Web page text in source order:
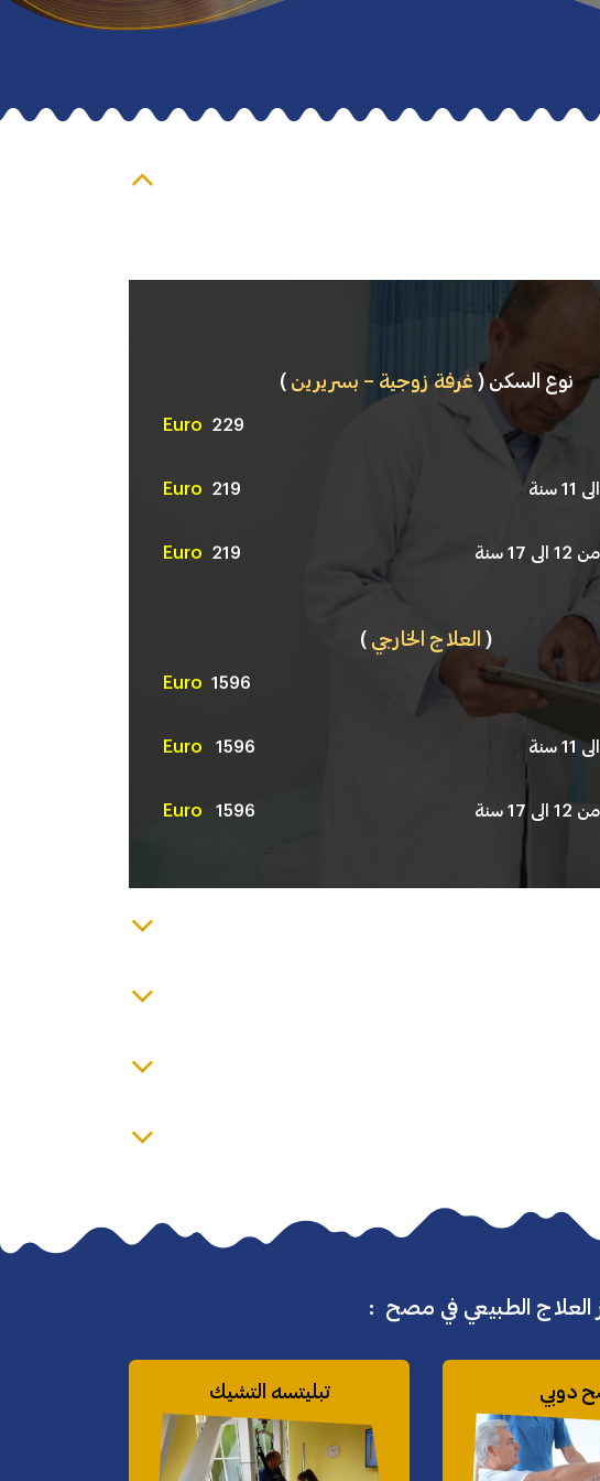
نوع السكن ( غرفة زوجية – بسريرين )
Euro 229
Euro 219
سنة Euro 219
( العلاج الخارجي )
Euro 1596
Euro 1596
سنة Euro 1596
العلاج الطبيعي في مصح :
دوبي تبليتسه التشيك